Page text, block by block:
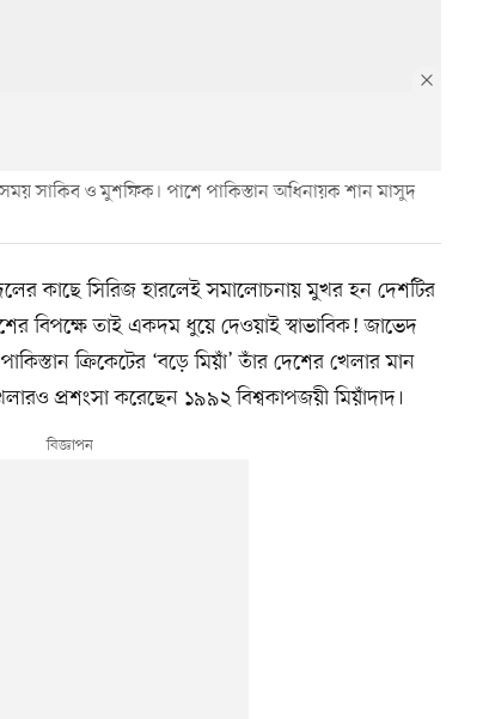
সময় সাকিব ও মুশফিক। পাশে পাকিস্তান অধিনায়ক শান মাসুদ
কাছে সিরিজ হারলেই সমালোচনায় মুখর হন দেশটির
বিপক্ষে তাই একদম ধুয়ে দেওয়াই স্বাভাবিক! জাভেদ
ক্রিকেটের ‘বড়ে মিয়াঁ’ তাঁর দেশের খেলার মান
প্রশংসা করেছেন ১৯৯২ বিশ্বকাপজয়ী মিয়াঁদাদ।